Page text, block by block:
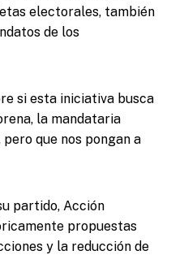
electorales, también
de los
si esta iniciativa busca
la mandataria
que nos pongan a
partido, Acción
propuestas
y la reducción de